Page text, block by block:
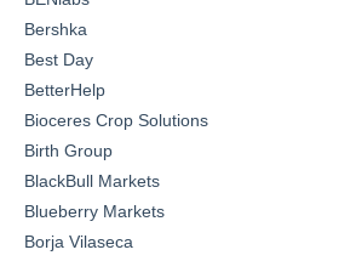
Bershka
Best Day
BetterHelp
Bioceres Crop Solutions
Birth Group
BlackBull Markets
Blueberry Markets
Borja Vilaseca